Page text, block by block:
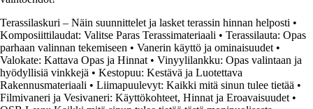
Terassilaskuri – Näin suunnittelet ja lasket terassin hinnan helposti •
Komposiittilaudat: Valitse Paras Terassimateriaali • Terassilauta: Opas
parhaan valinnan tekemiseen • Vanerin käyttö ja ominaisuudet •
Valokate: Kattava Opas ja Hinnat • Vinyylilankku: Opas valintaan ja
hyödyllisiä vinkkejä • Kestopuu: Kestävä ja Luotettava
Rakennusmateriaali • Liimapuulevyt: Kaikki mitä sinun tulee tietää •
Filmivaneri ja Vesivaneri: Käyttökohteet, Hinnat ja Eroavaisuudet •